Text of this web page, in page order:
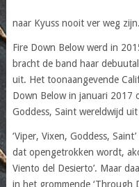
naar Kyuss nooit ver weg zijn.
Fire Down Below werd in
bracht de band haar
uit. Het toonaangevende
Down Below in januari 2017
Goddess, Saint wereldwijd
‘Viper, Vixen, Goddess,
dat opengetrokken wordt,
Viento del Desierto’. Maar
in het grommende ‘Through